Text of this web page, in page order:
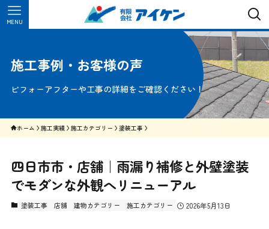
MENU
施工事例・お客様の声
ビフォーアフターや工事の詳細をご確認ください！
ホーム 施工実績 施工カテゴリー 塗装工事
四日市市・店舗｜雨漏り補修と外壁塗装
でモダンな外観へリニューアル
塗装工事 店舗 建物カテゴリー 施工カテゴリー 2026年5月13日